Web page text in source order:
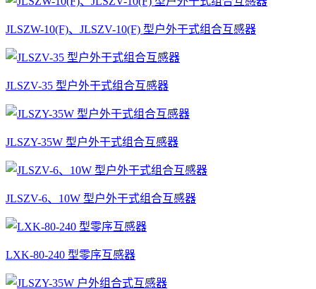
JLSZW-10(F)、JLSZV-10(F) 型户外干式组合互感器
JLSZV-35 型户外干式组合互感器
JLSZY-35W 型户外干式组合互感器
JLSZV-6、10W 型户外干式组合互感器
LXK-80-240 型零序互感器